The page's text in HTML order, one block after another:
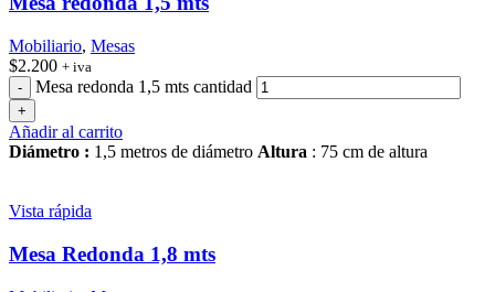
Mobiliario, Mesas
$2.200 + iva
Mesa redonda 1,5 mts cantidad
Añadir al carrito
Diámetro : 1,5 metros de diámetro Altura : 75 cm de altura
Vista rápida
Mesa Redonda 1,8 mts